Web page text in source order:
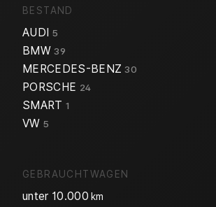
BESTAND
AUDI 5
BMW39
MERCEDES-BENZ30
PORSCHE 24
SMART 1
VW 5
GEBRAUCHTWAGEN
unter 10.000 km